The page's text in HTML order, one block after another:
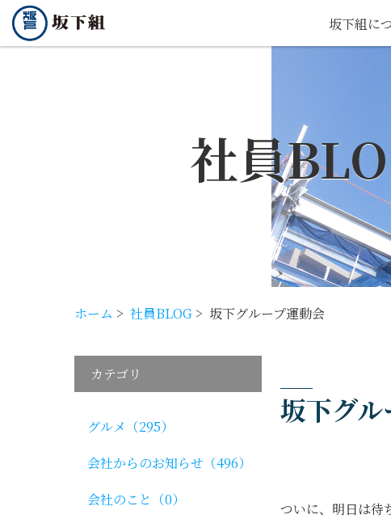
坂下組に
社員
ホーム > 社員BLOG > 坂下グループ運動会
坂下グ
ついに、明日は待
カテゴリ
グルメ（295）
会社からのお知らせ（496）
会社のこと（0）